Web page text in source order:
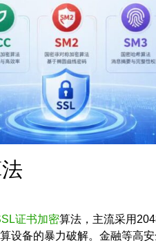
证书加密算法，主流采用
设备的暴力破解。金融等高